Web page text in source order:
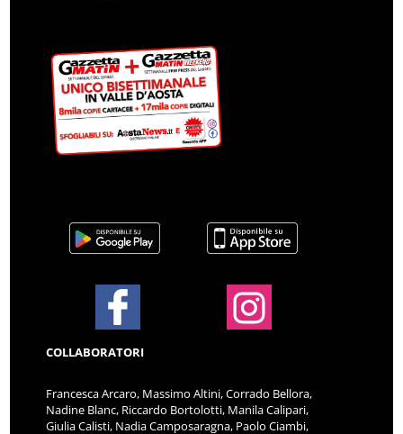
COLLABORATORI
Francesca Arcaro, Massimo Altini, Corrado Bellora,
Nadine Blanc, Riccardo Bortolotti, Manila Calipari,
Giulia Calisti, Nadia Camposaragna, Paolo Ciambi,